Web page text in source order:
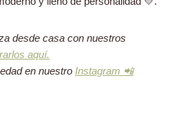
desde casa con nuestros
aquí.
en nuestro Instagram 📲